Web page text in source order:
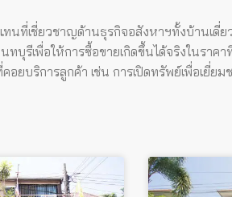
เชี่ยวชาญด้านธุรกิจอสังหาฯทั้งบ้านเดี่ย
บุรีเพื่อให้การซื้อขายเกิดขึ้นได้จริงในราคา
บริการลูกค้า เช่น การเปิดทรัพย์เพื่อเยี่ย